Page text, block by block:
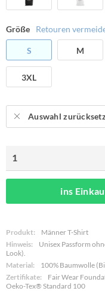
Größe Retouren
S M
3XL
Auswahl
ins
Produkt:
Männer T-Shirt
Hinweis:
Unisex Passform
Look).
Material:
100% Baumwolle
Zertifikate:
Fair Wear
Oeko-Tex® Standard 100